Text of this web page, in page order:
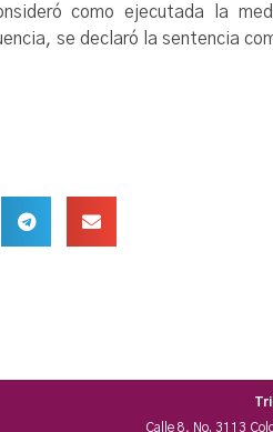
como ejecutada la
se declaró la sentencia
Calle 8, No. 3113